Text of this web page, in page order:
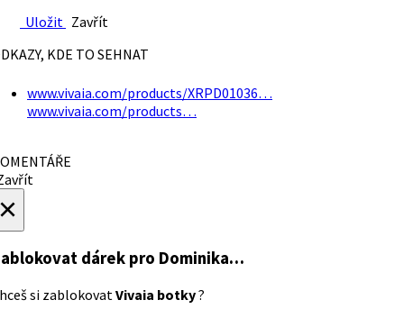
Uložit Zavřít
KDE TO SEHNAT
www.vivaia.com/products/XRPD01036…
www.vivaia.com/products…
dárek pro Dominika…
si zablokovatVivaia botky?